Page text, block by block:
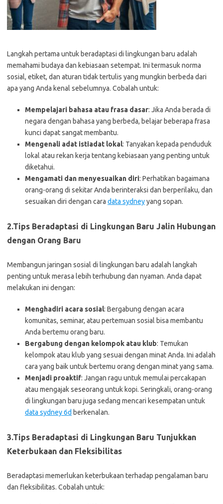
Langkah pertama untuk beradaptasi di lingkungan baru adalah
memahami budaya dan kebiasaan setempat. Ini termasuk norma
sosial, etiket, dan aturan tidak tertulis yang mungkin berbeda dari
apa yang Anda kenal sebelumnya. Cobalah untuk:
Mempelajari bahasa atau frasa dasar: Jika Anda berada di
negara dengan bahasa yang berbeda, belajar beberapa frasa
kunci dapat sangat membantu.
Mengenali adat istiadat lokal: Tanyakan kepada penduduk
lokal atau rekan kerja tentang kebiasaan yang penting untuk
diketahui.
Mengamati dan menyesuaikan diri: Perhatikan bagaimana
orang-orang di sekitar Anda berinteraksi dan berperilaku, dan
sesuaikan diri dengan cara data sydneyyang sopan.
2.Tips Beradaptasi di Lingkungan Baru Jalin Hubungan
dengan Orang Baru
Membangun jaringan sosial di lingkungan baru adalah langkah
penting untuk merasa lebih terhubung dan nyaman. Anda dapat
melakukan ini dengan:
Menghadiri acara sosial: Bergabung dengan acara
komunitas, seminar, atau pertemuan sosial bisa membantu
Anda bertemu orang baru.
Bergabung dengan kelompok atau klub: Temukan
kelompok atau klub yang sesuai dengan minat Anda. Ini adalah
cara yang baik untuk bertemu orang dengan minat yang sama.
Menjadi proaktif: Jangan ragu untuk memulai percakapan
atau mengajak seseorang untuk kopi. Seringkali, orang-orang
di lingkungan baru juga sedang mencari kesempatan untuk
data sydney 6d berkenalan.
3.Tips Beradaptasi di Lingkungan Baru Tunjukkan
Keterbukaan dan Fleksibilitas
Beradaptasi memerlukan keterbukaan terhadap pengalaman baru
dan fleksibilitas. Cobalah untuk: